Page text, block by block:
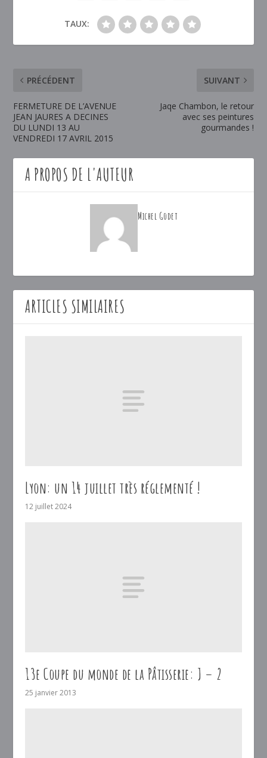
TAUX:
PRÉCÉDENT
FERMETURE DE L’AVENUE
JEAN JAURES A DECINES
DU LUNDI 13 AU
VENDREDI 17 AVRIL 2015
SUIVANT
Jaqe Chambon, le retour
avec ses peintures
gourmandes !
A PROPOS DE L'AUTEUR
Michel Godet
ARTICLES SIMILAIRES
Lyon: un 14 juillet très réglementé !
12 juillet 2024
13e Coupe du monde de la Pâtisserie: J – 2
25 janvier 2013